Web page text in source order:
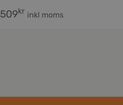
509kr inkl moms